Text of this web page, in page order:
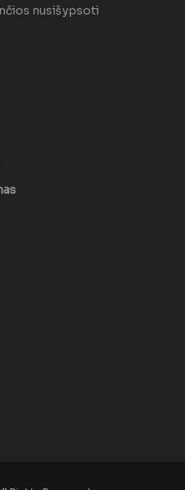
nusišypsoti